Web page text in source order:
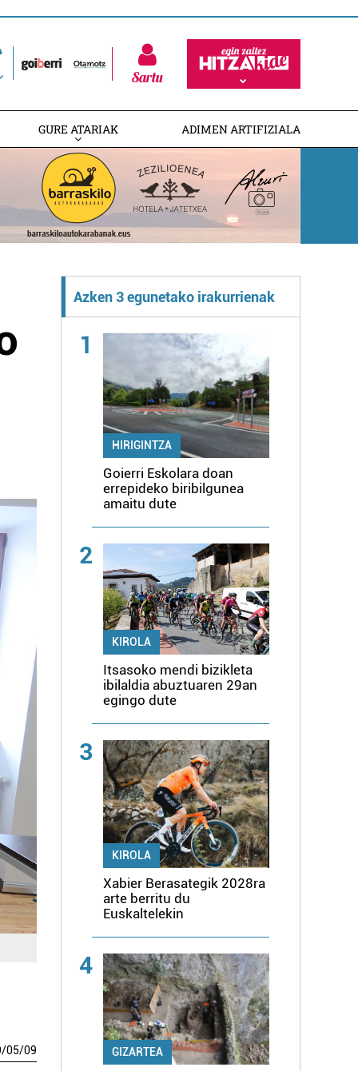
Sartu
GURE ATARIAK ADIMEN ARTIFIZIALA
/05/09
Azken 3 egunetako irakurrienak
1
HIRIGINTZA
Goierri Eskolara doan
errepideko biribilgunea
amaitu dute
2
KIROLA
Itsasoko mendi bizikleta
ibilaldia abuztuaren 29an
egingo dute
3
KIROLA
Xabier Berasategik 2028ra
arte berritu du
Euskaltelekin
4
GIZARTEA